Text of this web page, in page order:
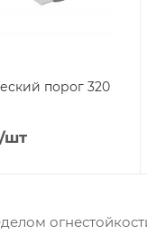
порог 320
шт